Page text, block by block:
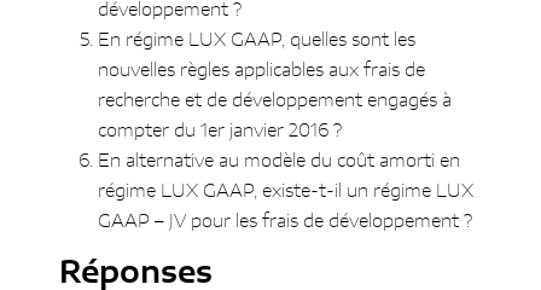
développement engagés à compter
du 1er janvier 2016 ?
Suppression de l’option
d’activation des frais de
recherche
d’activation des frais de
développement et règles
d’évaluation y relatives
développement ?
En régime LUX GAAP, quelles sont les
nouvelles règles applicables aux frais de
recherche et de développement engagés à
compter du 1er janvier 2016 ?
En alternative au modèle du coût amorti en
régime LUX GAAP, existe-t-il un régime LUX
GAAP – JV pour les frais de développement ?
Réponses